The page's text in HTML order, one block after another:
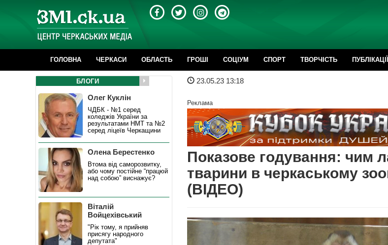
ГОЛОВНА ЧЕРКАСИ ОБЛАСТЬ ГРОШІ CОЦІУМ СПОРТ ТВОРЧІСТЬ ПУБЛІКАЦІЇ
23.05.23 13:18
Реклама
Показове годування: чим
тварини в черкаському
(ВІДЕО)
БЛОГИ
Олег Куклін
ЧДБК - №1 серед
коледжів України за
результатами НМТ та №2
серед ліцеїв Черкащини
Олена Берестенко
Втома від саморозвитку,
або чому постійне “працюй
над собою” виснажує?
Віталій
Войцехівський
"Рік тому, я прийняв
присягу народного
депутата"